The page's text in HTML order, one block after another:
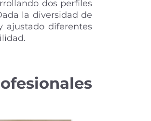
dos perfiles
la diversidad de
ajustado diferentes